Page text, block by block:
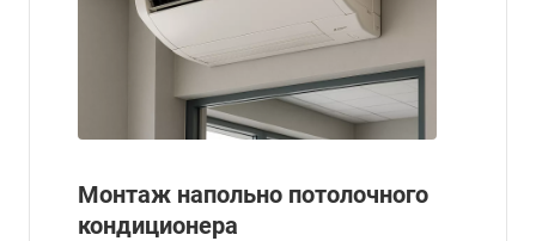
Монтаж напольно потолочного
кондиционера